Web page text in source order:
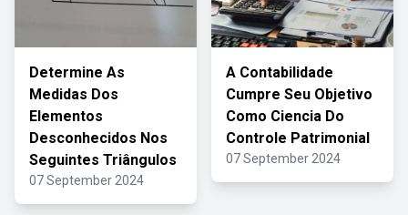
Determine As
Medidas Dos
Elementos
Desconhecidos Nos
Seguintes Triângulos
07 September 2024
A Contabilidade
Cumpre Seu Objetivo
Como Ciencia Do
Controle Patrimonial
07 September 2024